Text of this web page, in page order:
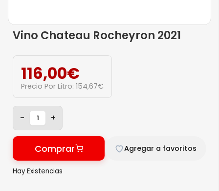
Vino Chateau Rocheyron 2021
116,00€
Precio Por Litro: 154,67€
- +
Comprar Agregar a favoritos
Hay Existencias